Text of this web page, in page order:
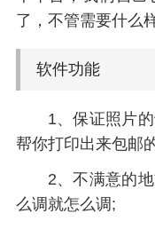
了，不管需要什么
软件功能
1、保证照片
帮你打印出来包邮
2、不满意的
么调就怎么调;